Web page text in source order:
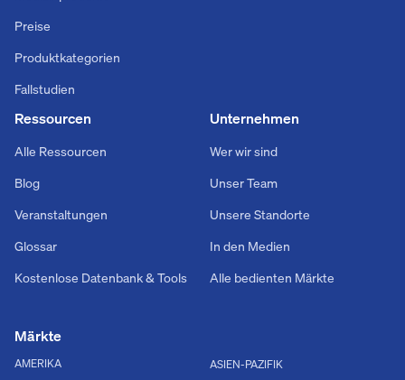
Preise
Produktkategorien
Fallstudien
Ressourcen
Alle Ressourcen
Blog
Veranstaltungen
Glossar
Kostenlose Datenbank & Tools
Unternehmen
Wer wir sind
Unser Team
Unsere Standorte
In den Medien
Alle bedienten Märkte
Märkte
AMERIKA ASIEN-PAZIFIK